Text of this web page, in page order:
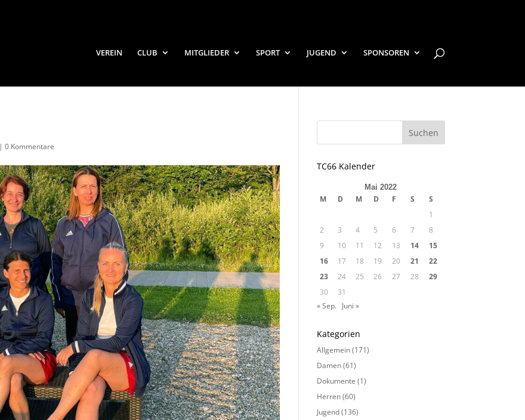
VEREIN CLUB MITGLIEDER SPORT JUGEND SPONSOREN
|0 Kommentare
TC66 Kalender
Mai 2022
M D M D F S
S
1
2
3 4 5 6 7
8
9
10 11 12 13 14
15
16
17 18 19 20 21
22
23
24 25 26 27 28
29
30
31
« Sep. Juni »
Kategorien
Allgemein(171)
Damen(61)
Dokumente (1)
Herren(60)
Jugend(136)